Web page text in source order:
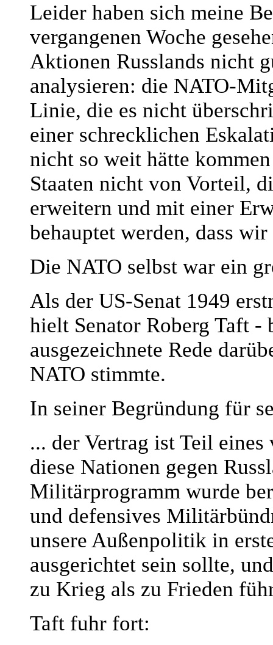
Leider haben sich meine
vergangenen Woche
Aktionen Russlands nicht
analysieren: die NATO-
Linie, die es nicht
einer schrecklichen
nicht so weit hätte
Staaten nicht von Vorteil,
erweitern und mit einer
behauptet werden, dass
Die NATO selbst war ein
Als der US-Senat 1949
hielt Senator Roberg Taft
ausgezeichnete Rede
NATO stimmte.
In seiner Begründung für
... der Vertrag ist Teil
diese Nationen gegen
Militärprogramm wurde
und defensives
unsere Außenpolitik in
ausgerichtet sein sollte,
zu Krieg als zu Frieden
Taft fuhr fort: